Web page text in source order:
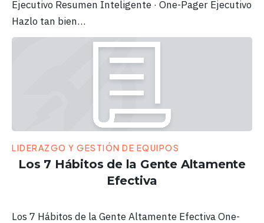
Ejecutivo Resumen Inteligente · One-Pager Ejecutivo
Hazlo tan bien…
LIDERAZGO Y GESTIÓN DE EQUIPOS
Los 7 Hábitos de la Gente Altamente
Efectiva
Los 7 Hábitos de la Gente Altamente Efectiva One-